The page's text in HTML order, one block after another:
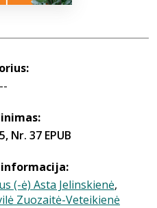
--
Nr. 37 EPUB
(-ė) Asta Jelinskienė,
Zuozaitė-Veteikienė